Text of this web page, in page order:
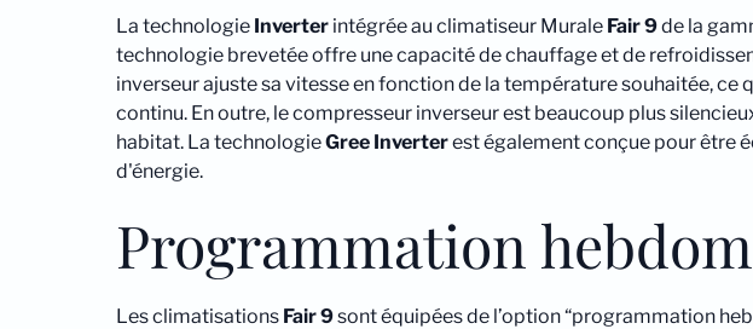
La technologie Inverter intégrée au climatiseur Murale Fair 9de la
technologie brevetée offre une capacité de chauffage et de
inverseur ajuste sa vitesse en fonction de la température souhaitée,
continu. En outre, le compresseur inverseur est beaucoup plus
habitat. La technologieGree Inverterest également conçue pour être
d'énergie.
Programmation
Les climatisations Fair 9sont équipées de l’option “programmation